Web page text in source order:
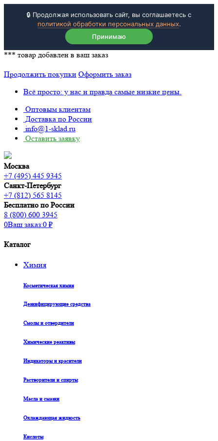
🔒 Продолжая использовать сайт, вы соглашаетесь с
политикой обработки персональных данных.
Принимаю
*** товар добавлен в ваш заказ
Продолжить покупки Оформить заказ
Всё просто: у нас и правда самые низкие цены.
Оптовым клиентам
Доставка по России
info@1-sklad.ru
Оставить заявку
Москва
+7 (495) 445 9345
Санкт-Петербург
+7 (812) 565 8145
Бесплатно по России
8 (800) 600 3945
0Ваш заказ:0 ₽
Каталог
Химия
Косметическая химия
Дезинфицирующие средства
Смолы и отвердители
Химические реактивы
Индикаторы и красители
Растворители и спирты
Масла и смазки
Охлаждающая жидкость
Кислоты